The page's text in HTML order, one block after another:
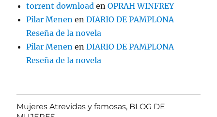
torrent download enOPRAH WINFREY
Pilar Menen enDIARIO DE PAMPLONA
Reseña de la novela
Pilar Menen enDIARIO DE PAMPLONA
Reseña de la novela
Mujeres Atrevidas y famosas, BLOG DE